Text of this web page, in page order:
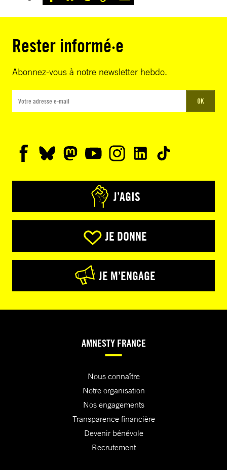
Rester informé·e
Abonnez-vous à notre newsletter hebdo.
OK
J’AGIS
JE DONNE
JE M’ENGAGE
AMNESTY FRANCE
Nous connaître
Notre organisation
Nos engagements
Transparence financière
Devenir bénévole
Recrutement